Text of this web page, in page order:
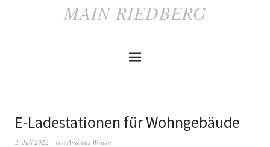
MAIN RIEDBERG
E-Ladestationen für Wohngebäude
2. Juli 2022 von Andreas Woitun